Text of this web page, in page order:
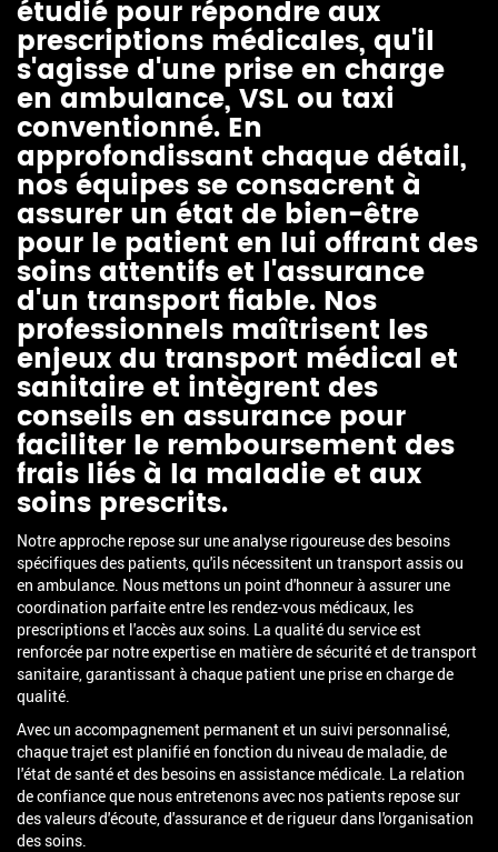
étudié pour répondre aux
prescriptions médicales, qu'il
s'agisse d'une prise en charge
en ambulance, VSL ou taxi
conventionné. En
approfondissant chaque détail,
nos équipes se consacrent à
assurer un état de bien-être
pour le patient en lui offrant des
soins attentifs et l'assurance
d'un transport fiable. Nos
professionnels maîtrisent les
enjeux du transport médical et
sanitaire et intègrent des
conseils en assurance pour
faciliter le remboursement des
frais liés à la maladie et aux
soins prescrits.
Notre approche repose sur une analyse rigoureuse des besoins
spécifiques des patients, qu'ils nécessitent un transport assis ou
en ambulance. Nous mettons un point d'honneur à assurer une
coordination parfaite entre les rendez-vous médicaux, les
prescriptions et l'accès aux soins. La qualité du service est
renforcée par notre expertise en matière de sécurité et de transport
sanitaire, garantissant à chaque patient une prise en charge de
qualité.
Avec un accompagnement permanent et un suivi personnalisé,
chaque trajet est planifié en fonction du niveau de maladie, de
l'état de santé et des besoins en assistance médicale. La relation
de confiance que nous entretenons avec nos patients repose sur
des valeurs d'écoute, d'assurance et de rigueur dans l'organisation
des soins.